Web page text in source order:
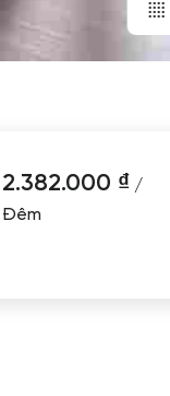
2.382.000 ₫ /
Đêm